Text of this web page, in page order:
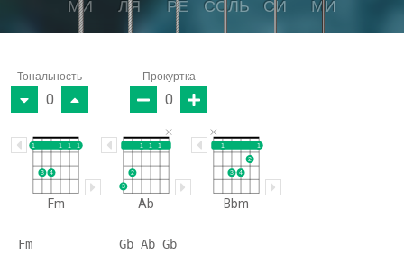
МИ ЛЯ РЕ СОЛЬ СИ МИ
Тональность
0
Прокуртка
0
1
1
1
4
3
1
Fm
1
1
1
2
3
Ab
1
2
4
3
1
Bbm
Fm            Gb Ab Gb